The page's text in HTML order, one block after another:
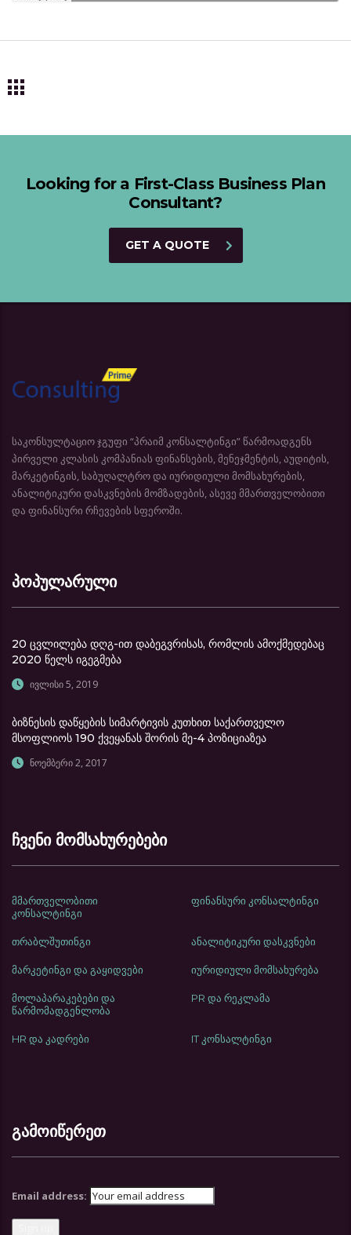
Looking for a First-Class Business Plan
Consultant?
GET A QUOTE
საკონსულტაციო ჯგუფი “პრაიმ კონსალტინგი” წარმოადგენს
პირველი კლასის კომპანიას ფინანსების, მენეჯმენტის, აუდიტის,
მარკეტინგის, საბუღალტრო და იურიდიული მომსახურების,
ანალიტიკური დასკვნების მომზადების, ასევე მმართველობითი
და ფინანსური რჩევების სფეროში.
პოპულარული
20 ცვლილება დღგ-ით დაბეგვრისას, რომლის ამოქმედებაც
2020 წელს იგეგმება
ივლისი 5, 2019
ბიზნესის დაწყების სიმარტივის კუთხით საქართველო
მსოფლიოს 190 ქვეყანას შორის მე-4 პოზიციაზეა
ნოემბერი 2, 2017
ჩვენი მომსახურებები
მმართველობითი
კონსალტინგი
ფინანსური კონსალტინგი
თრაბლშუთინგი ანალიტიკური დასკვნები
მარკეტინგი და გაყიდვები იურიდიული მომსახურება
მოლაპარაკებები და
წარმომადგენლობა
PR და რეკლამა
HR და კადრები IT კონსალტინგი
გამოიწერეთ
Email address: